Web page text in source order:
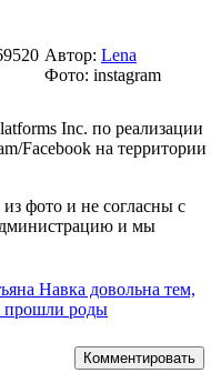
Автор: Lena
Фото: instagram
Inc. по реализации
Facebook на территории
фото и не согласны с
и мы
Навка довольна тем,
прошли роды
Комментировать